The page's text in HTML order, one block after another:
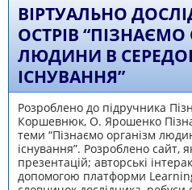
ВІРТУАЛЬНО
ОСТРІВ
ЛЮДИНИ В
ІСНУВАННЯ”
Розроблено до підручника
Коршевнюк, О. Ярошенко
теми “Пізнаємо організм
існування”. Розроблено сайт,
презентацій; авторські
допомогою платформи